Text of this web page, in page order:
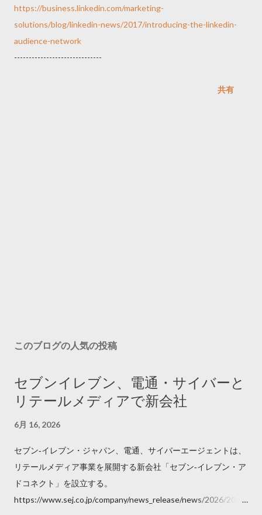
https://business.linkedin.com/marketing-
solutions/blog/linkedin-news/2017/introducing-the-linkedin-
audience-network
------------------------------
共有
このブログの人気の投稿
セブンイレブン、電通・サイバーと
リテールメディアで新会社
6月 16, 2026
セブン‐イレブン・ジャパン、電通、サイバーエージェントは、
リテールメディア事業を展開する新会社「セブン‐イレブン・ア
ドコネクト」を設立する。
https://www.sej.co.jp/company/news_release/news/2026/2026